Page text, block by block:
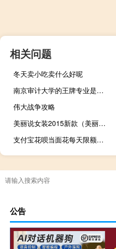
相关问题
冬天卖小吃卖什么好呢
南京审计大学的王牌专业是什么
伟大战争攻略
美丽说女装2015新款（美丽说首页女装）
支付宝花呗当面花每天限额吗（支付宝花呗当面花怎么用）
公告